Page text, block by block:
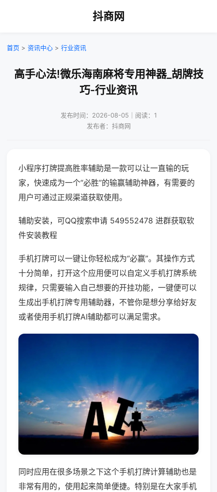
抖商网
首页 > 资讯中心 > 行业资讯
高手心法!微乐海南麻将专用神器_胡牌技
巧-行业资讯
发布时间：2026-08-05｜阅读：1
发布者：抖商网
小程序打牌提高胜率辅助是一款可以让一直输的玩
家，快速成为一个“必胜”的输赢辅助神器，有需要的
用户可通过正规渠道获取使用。
辅助安装，可QQ搜索申请 549552478 进群获取软
件安装教程
手机打牌可以一键让你轻松成为“必赢”。其操作方式
十分简单，打开这个应用便可以自定义手机打牌系统
规律，只需要输入自己想要的开挂功能，一键便可以
生成出手机打牌专用辅助器，不管你是想分享给好友
或者使用手机打牌AI辅助都可以满足需求。
同时应用在很多场景之下这个手机打牌计算辅助也是
非常有用的，使用起来简单便捷。特别是在大家手机